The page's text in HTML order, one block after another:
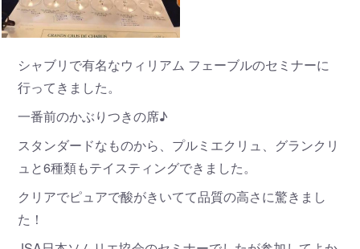
シャブリで有名なウィリアム フェーブルのセミナーに
行ってきました。
一番前のかぶりつきの席♪
スタンダードなものから、プルミエクリュ、グランクリ
ュと6種類もテイスティングできました。
クリアでピュアで酸がきいてて品質の高さに驚きまし
た！